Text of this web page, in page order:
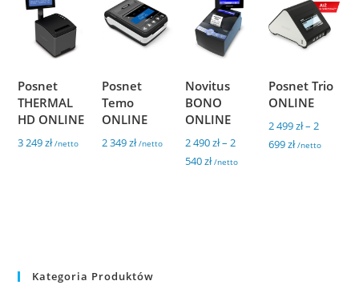
Posnet
THERMAL
HD ONLINE
3 249zł /netto
Posnet
Temo
ONLINE
2 349zł /netto
Novitus
BONO
ONLINE
2 490zł– 2
540zł /netto
Posnet Trio
ONLINE
2 499zł–2
699zł /netto
Kategoria Produktów